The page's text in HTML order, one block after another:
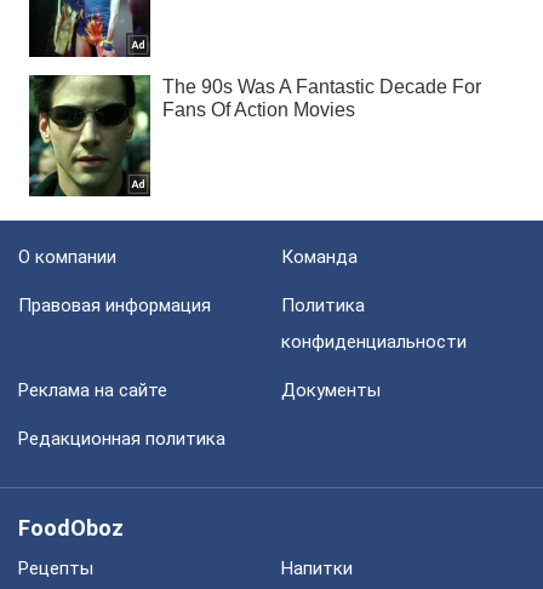
О компании Команда
Правовая информация
Политика
конфиденциальности
Реклама на сайте Документы
Редакционная политика
FoodOboz
Рецепты Напитки